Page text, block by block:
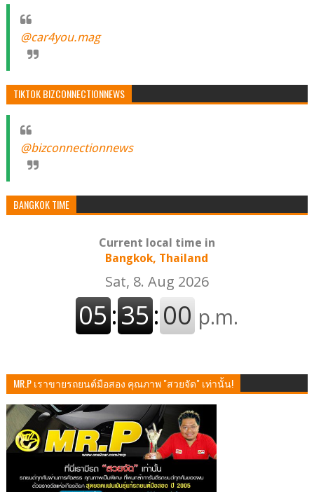
@car4you.mag
TIKTOK BIZCONNECTIONNEWS
@bizconnectionnews
BANGKOK TIME
Current local time in
Bangkok, Thailand
MR.P เราขายรถยนต์มือสอง คุณภาพ "สวยจัด" เท่านั้น!